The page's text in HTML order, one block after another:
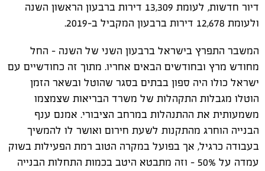
דיור חדשות, לעומת 13,309 דירות ברבעון הראשון השנה
ולעומת 12,678 דירות ברבעון המקביל ב-2019.
המשבר התפרץ בישראל ברבעון השני של השנה - החל
מחודש מרץ ובחודשים הבאים אחריו. מתוך זה כחודשיים עם
ישראל כולו היה ספון בבתים בסגר שהוטל ובשאר הזמן
הוטלו מגבלות התקהלות של משרד הבריאות שצמצמו
משמעותית את ההתנהלות במרחב הציבורי. אמנם ענף
הבנייה הוחרג מהתקנות לשעת חירום ואושר לו להמשיך
בעבודה כרגיל, אך בפועל במקרה הטוב רמת הפעילות בשוק
עמדה על 50% - וזה מתבטא היטב בכמות התחלות הבנייה